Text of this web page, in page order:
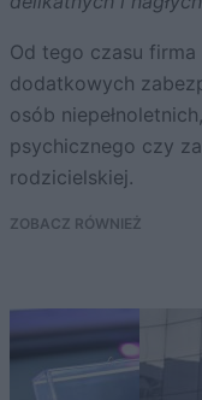
Od tego czasu firma
dodatkowych
osób
psychicznego czy
rodzicielskiej.
ZOBACZ RÓWNIEŻ